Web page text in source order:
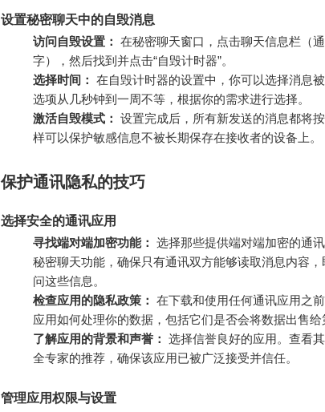
设置秘密聊天中的自毁消息
访问自毁设置： 在秘密聊天窗口，点击聊天信息栏（
字），然后找到并点击“自毁计时器”。
选择时间： 在自毁计时器的设置中，你可以选择消息
选项从几秒钟到一周不等，根据你的需求进行选择。
激活自毁模式： 设置完成后，所有新发送的消息都将
样可以保护敏感信息不被长期保存在接收者的设备上。
保护通讯隐私的技巧
选择安全的通讯应用
寻找端对端加密功能： 选择那些提供端对端加密的通
秘密聊天功能，确保只有通讯双方能够读取消息内容
问这些信息。
检查应用的隐私政策： 在下载和使用任何通讯应用之
应用如何处理你的数据，包括它们是否会将数据出售给
了解应用的背景和声誉： 选择信誉良好的应用。查看
全专家的推荐，确保该应用已被广泛接受并信任。
管理应用权限与设置